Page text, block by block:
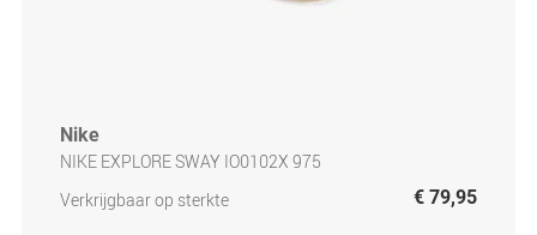
Nike
NIKE EXPLORE SWAY IO0102X 975
Verkrijgbaar op sterkte
€ 79,95